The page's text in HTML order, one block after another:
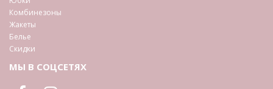
Комбинезоны
Жакеты
Белье
Скидки
МЫ В СОЦСЕТЯХ